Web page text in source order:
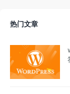
热门文章